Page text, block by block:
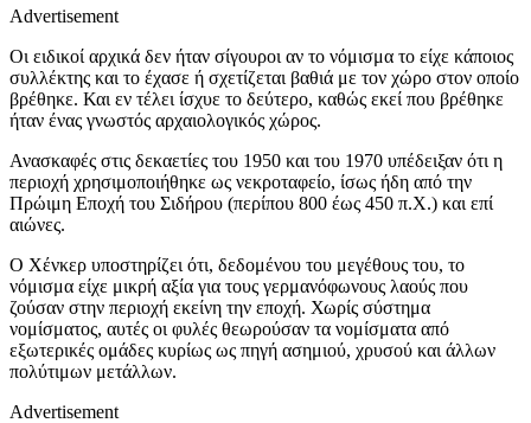
Advertisement
Οι ειδικοί αρχικά δεν ήταν σίγουροι αν το νόμισμα το είχε κάποιος
συλλέκτης και το έχασε ή σχετίζεται βαθιά με τον χώρο στον οποίο
βρέθηκε. Και εν τέλει ίσχυε το δεύτερο, καθώς εκεί που βρέθηκε
ήταν ένας γνωστός αρχαιολογικός χώρος.
Ανασκαφές στις δεκαετίες του 1950 και του 1970 υπέδειξαν ότι η
περιοχή χρησιμοποιήθηκε ως νεκροταφείο, ίσως ήδη από την
Πρώιμη Εποχή του Σιδήρου (περίπου 800 έως 450 π.Χ.) και επί
αιώνες.
Ο Χένκερ υποστηρίζει ότι, δεδομένου του μεγέθους του, το
νόμισμα είχε μικρή αξία για τους γερμανόφωνους λαούς που
ζούσαν στην περιοχή εκείνη την εποχή. Χωρίς σύστημα
νομίσματος, αυτές οι φυλές θεωρούσαν τα νομίσματα από
εξωτερικές ομάδες κυρίως ως πηγή ασημιού, χρυσού και άλλων
πολύτιμων μετάλλων.
Advertisement